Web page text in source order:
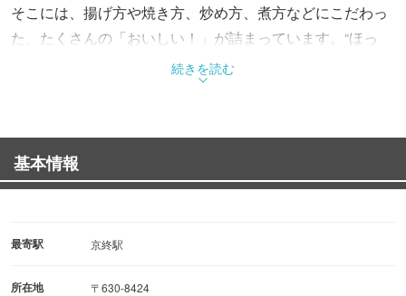
そこには、揚げ方や焼き方、炒め方、煮方などにこだわっ
た、たくさんの「おいしい！」が詰まっています。“ほっ
と”できるお弁当で、“もっと”お客様を笑顔にする。これか
らも、そんなお弁当をお届けします。
続きを読む
基本情報
最寄駅 京終駅
所在地
〒630-8424